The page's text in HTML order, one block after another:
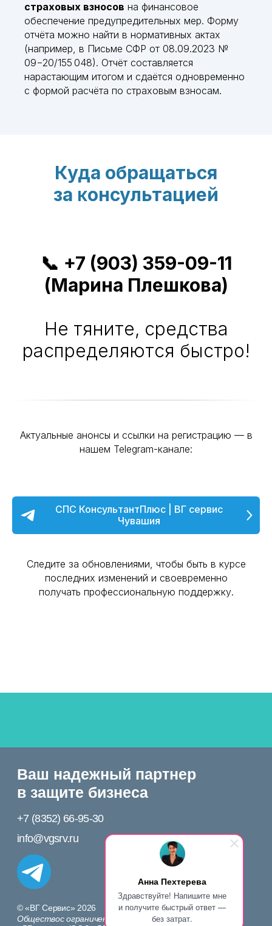
Анна Пехтерева
Здравствуйте! Напишите мне
и получите быстрый ответ —
без затрат.
страховых взносов на финансовое
обеспечение предупредительных мер. Форму
отчёта можно найти в нормативных актах
(например, в Письме СФР от 08.09.2023 №
09−20/155 048). Отчёт составляется
нарастающим итогом и сдаётся одновременно
с формой расчёта по страховым взносам.
Куда обращаться
за консультацией
📞 +7 (903) 359-09-11
(Марина Плешкова)
Не тяните, средства
распределяются быстро!
Актуальные анонсы и ссылки на регистрацию — в
нашем Telegram-канале:
СПС КонсультантПлюс | ВГ сервис
Чувашия
Следите за обновлениями, чтобы быть в курсе
последних изменений и своевременно
получать профессиональную поддержку.